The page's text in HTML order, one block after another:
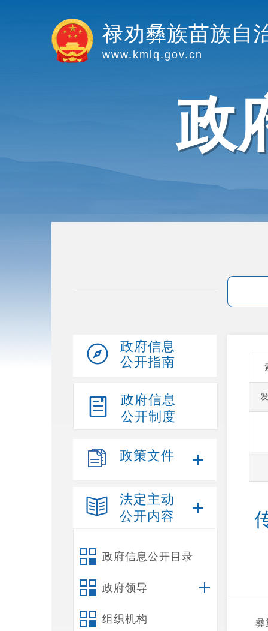
禄劝彝族苗族自
www.kmlq.gov.cn
政
政府信息
公开指南
政府信息
公开制度
政策文件
法定主动
公开内容
政府信息公开目录
政府领导
组织机构
彝